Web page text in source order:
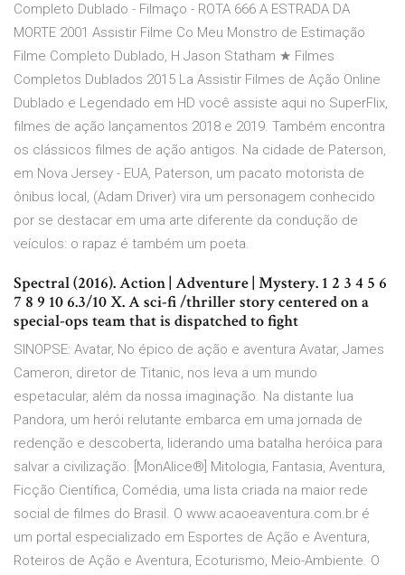
Completo Dublado - Filmaço - ROTA 666 A ESTRADA DA
MORTE 2001 Assistir Filme Co Meu Monstro de Estimação
Filme Completo Dublado, H Jason Statham ★ Filmes
Completos Dublados 2015 La Assistir Filmes de Ação Online
Dublado e Legendado em HD você assiste aqui no SuperFlix,
filmes de ação lançamentos 2018 e 2019. Também encontra
os clássicos filmes de ação antigos. Na cidade de Paterson,
em Nova Jersey - EUA, Paterson, um pacato motorista de
ônibus local, (Adam Driver) vira um personagem conhecido
por se destacar em uma arte diferente da condução de
veículos: o rapaz é também um poeta.
Spectral (2016). Action | Adventure | Mystery. 1 2 3 4 5 6
7 8 9 10 6.3/10 X. A sci-fi /thriller story centered on a
special-ops team that is dispatched to fight
SINOPSE: Avatar, No épico de ação e aventura Avatar, James
Cameron, diretor de Titanic, nos leva a um mundo
espetacular, além da nossa imaginação. Na distante lua
Pandora, um herói relutante embarca em uma jornada de
redenção e descoberta, liderando uma batalha heróica para
salvar a civilização. [MonAlice®] Mitologia, Fantasia, Aventura,
Ficção Científica, Comédia, uma lista criada na maior rede
social de filmes do Brasil. O www.acaoeaventura.com.br é
um portal especializado em Esportes de Ação e Aventura,
Roteiros de Ação e Aventura, Ecoturismo, Meio-Ambiente. O